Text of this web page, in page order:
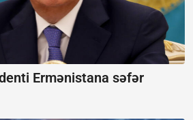
Ermənistana səfər